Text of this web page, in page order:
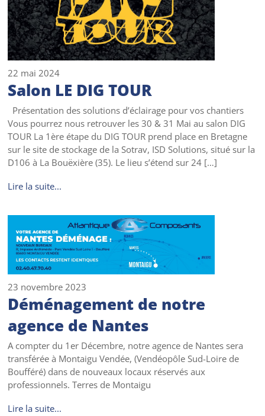
22 mai 2024
Salon LE DIG TOUR
Présentation des solutions d’éclairage pour vos chantiers
Vous pourrez nous retrouver les 30 & 31 Mai au salon DIG
TOUR La 1ère étape du DIG TOUR prend place en Bretagne
sur le site de stockage de la Sotrav, ISD Solutions, situé sur la
D106 à La Bouëxière (35). Le lieu s’étend sur 24 […]
Lire la suite...
23 novembre 2023
Déménagement de notre
agence de Nantes
A compter du 1er Décembre, notre agence de Nantes sera
transférée à Montaigu Vendée, (Vendéopôle Sud-Loire de
Boufféré) dans de nouveaux locaux réservés aux
professionnels. Terres de Montaigu
Lire la suite...